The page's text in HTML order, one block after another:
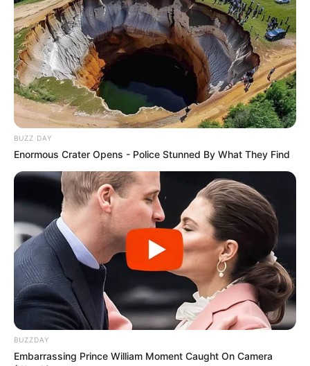
BUZZ DAY
Enormous Crater Opens - Police Stunned By What They Find
BUZZDAY
Embarrassing Prince William Moment Caught On Camera